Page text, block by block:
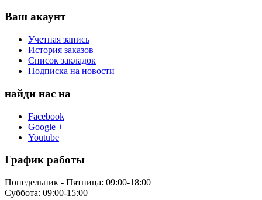
Ваш акаунт
Учетная запись
История заказов
Список закладок
Подписка на новости
найди нас на
Facebook
Google +
Youtube
График работы
Понедельник - Пятница: 09:00-18:00
Суббота: 09:00-15:00